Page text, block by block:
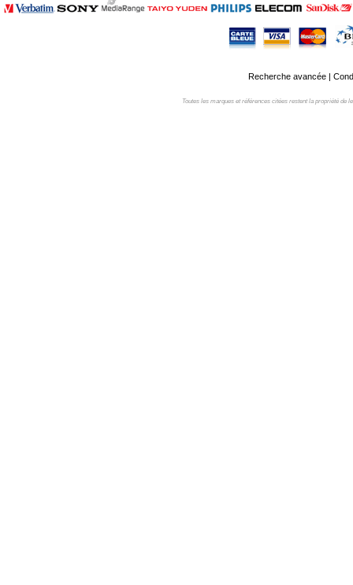
Recherche avancée|
Toutes les marques et références citées restent la propriété de